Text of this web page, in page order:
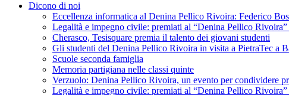
Dicono di noi
Eccellenza informatica al Denina Pellico Rivoira: Federico
Legalità e impegno civile: premiati al “Denina Pellico
Cherasco, Tesisquare premia il talento dei giovani studenti
Gli studenti del Denina Pellico Rivoira in visita a PietraTec a
Scuole seconda famiglia
Memoria partigiana nelle classi quinte
Verzuolo: Denina Pellico Rivoira, un evento per condividere
Legalità e impegno civile: premiati al “Denina Pellico